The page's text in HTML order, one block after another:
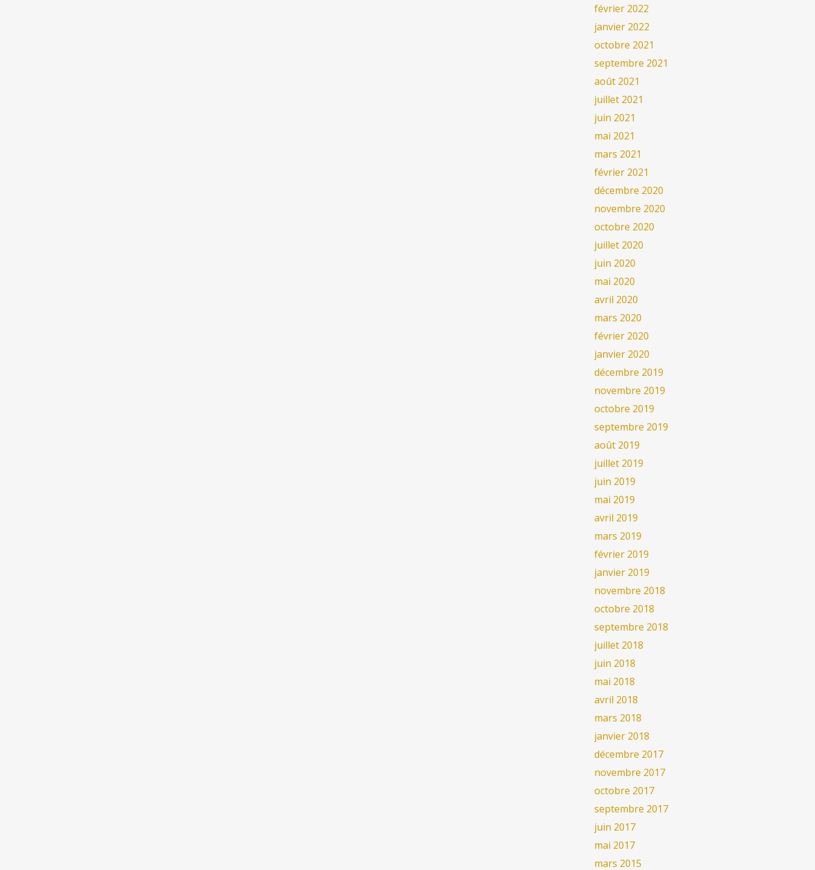
février 2022
janvier 2022
octobre 2021
septembre 2021
août 2021
juillet 2021
juin 2021
mai 2021
mars 2021
février 2021
décembre 2020
novembre 2020
octobre 2020
juillet 2020
juin 2020
mai 2020
avril 2020
mars 2020
février 2020
janvier 2020
décembre 2019
novembre 2019
octobre 2019
septembre 2019
août 2019
juillet 2019
juin 2019
mai 2019
avril 2019
mars 2019
février 2019
janvier 2019
novembre 2018
octobre 2018
septembre 2018
juillet 2018
juin 2018
mai 2018
avril 2018
mars 2018
janvier 2018
décembre 2017
novembre 2017
octobre 2017
septembre 2017
juin 2017
mai 2017
mars 2015